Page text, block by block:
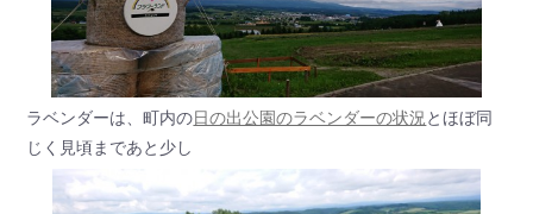
ラベンダーは、町内の日の出公園のラベンダーの状況 とほぼ同
じく見頃まであと少し